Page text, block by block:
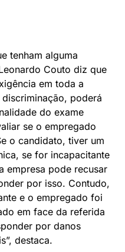
tenham alguma
Couto diz que
em toda a
poderá
do exame
se o empregado
o candidato, tiver um
se for incapacitante
empresa pode recusar
por isso. Contudo,
e o empregado foi
em face da referida
por danos
destaca.